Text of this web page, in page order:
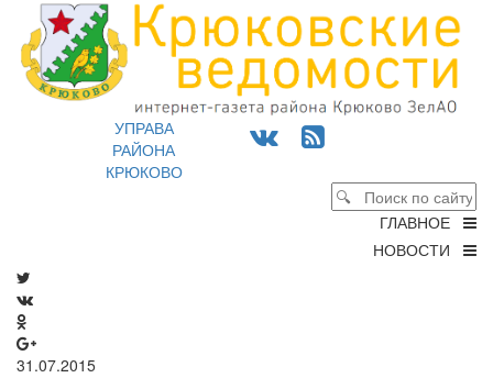
УПРАВА
РАЙОНА
КРЮКОВО
ГЛАВНОЕ
НОВОСТИ
31.07.2015